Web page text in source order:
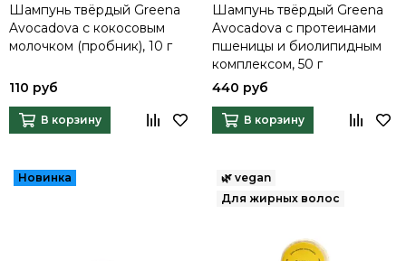
Шампунь твёрдый Greena
Avocadova с кокосовым
молочком (пробник), 10 г
110 руб
В корзину
Шампунь твёрдый Greena
Avocadova с протеинами
пшеницы и биолипидным
комплексом, 50 г
440 руб
В корзину